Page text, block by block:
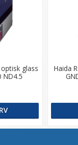
glass
ND4.5
Haida